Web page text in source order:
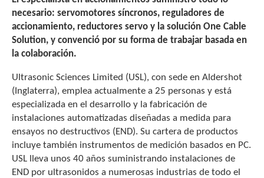
necesario: servomotores síncronos, reguladores de
accionamiento, reductores servo y la solución One Cable
Solution, y convenció por su forma de trabajar basada en
la colaboración.
Ultrasonic Sciences Limited (USL), con sede en Aldershot
(Inglaterra), emplea actualmente a 25 personas y está
especializada en el desarrollo y la fabricación de
instalaciones automatizadas diseñadas a medida para
ensayos no destructivos (END). Su cartera de productos
incluye también instrumentos de medición basados en PC.
USL lleva unos 40 años suministrando instalaciones de
END por ultrasonidos a numerosas industrias de todo el